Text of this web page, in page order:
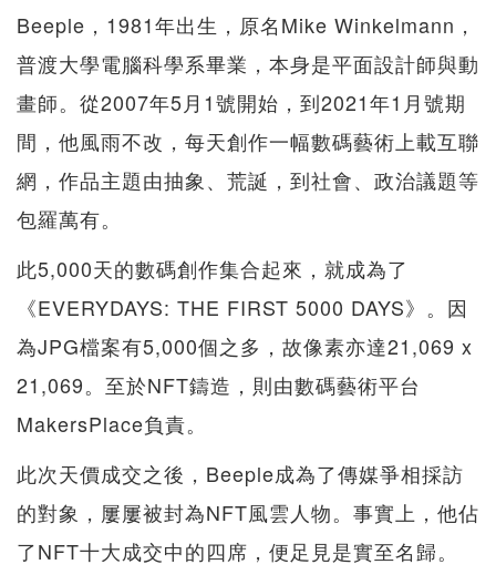
Beeple，1981年出生，原名Mike Winkelmann，
普渡大學電腦科學系畢業，本身是平面設計師與動
畫師。從2007年5月1號開始，到2021年1月號期
間，他風雨不改，每天創作一幅數碼藝術上載互聯
網，作品主題由抽象、荒誕，到社會、政治議題等
包羅萬有。
此5,000天的數碼創作集合起來，就成為了
《EVERYDAYS: THE FIRST 5000 DAYS》。因
為JPG檔案有5,000個之多，故像素亦達21,069 x
21,069。至於NFT鑄造，則由數碼藝術平台
MakersPlace負責。
此次天價成交之後，Beeple成為了傳媒爭相採訪
的對象，屢屢被封為NFT風雲人物。事實上，他佔
了NFT十大成交中的四席，便足見是實至名歸。